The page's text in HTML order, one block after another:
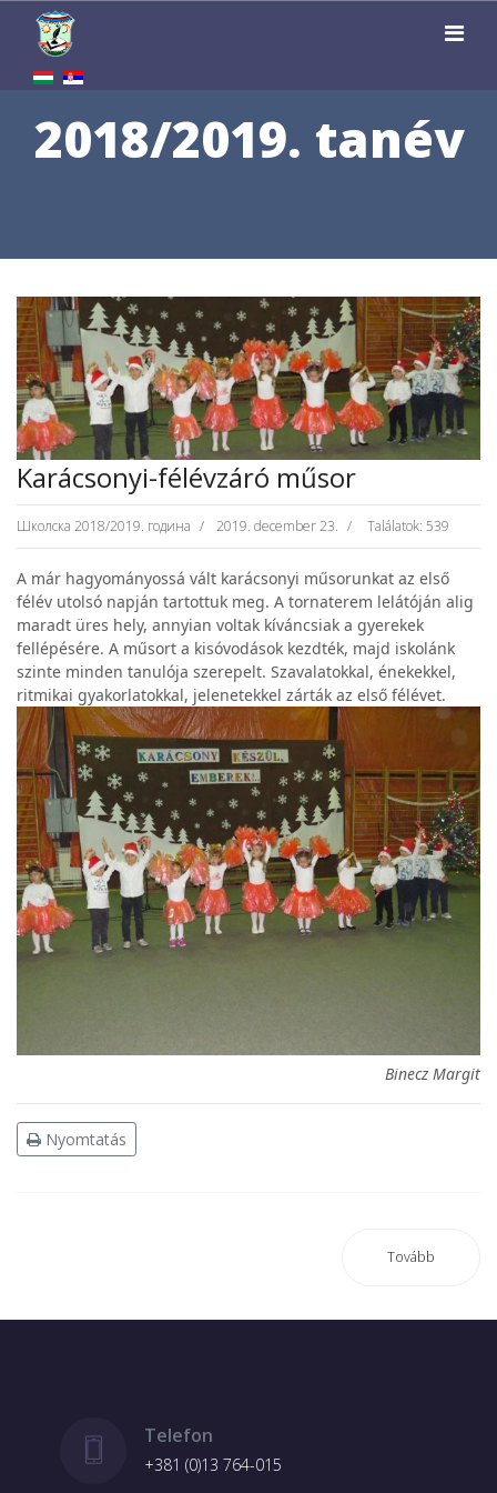
2018/2019. tanév
Karácsonyi-félévzáró műsor
Школска 2018/2019. година 2019. december 23. Találatok: 539
A már hagyományossá vált karácsonyi műsorunkat az első
félév utolsó napján tartottuk meg. A tornaterem lelátóján alig
maradt üres hely, annyian voltak kíváncsiak a gyerekek
fellépésére. A műsort a kisóvodások kezdték, majd iskolánk
szinte minden tanulója szerepelt. Szavalatokkal, énekekkel,
ritmikai gyakorlatokkal, jelenetekkel zárták az első félévet.
Binecz Margit
Nyomtatás
Tovább
Telefon
+381 (0)13 764-015